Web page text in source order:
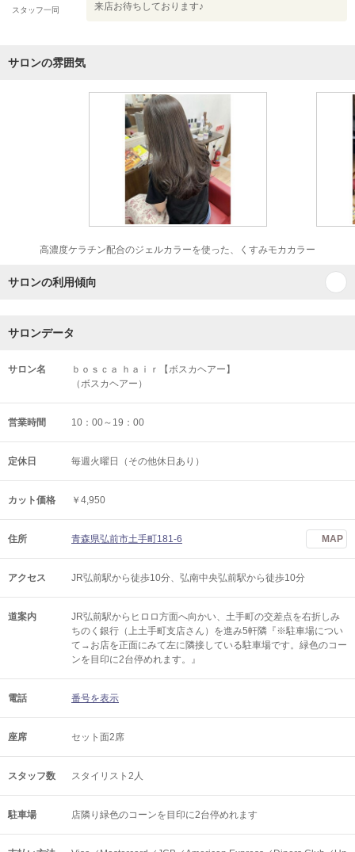
スタッフ一同
来店お待ちしております♪
サロンの雰囲気
高濃度ケラチン配合のジェルカラーを使った、くすみモカカラー
サロンの利用傾向
サロンデータ
サロン名
ｂｏｓｃａ ｈａｉｒ【ボスカヘアー】
（ボスカヘアー）
営業時間 10：00～19：00
定休日 毎週火曜日（その他休日あり）
カット価格 ￥4,950
住所 青森県弘前市土手町181-6 MAP
アクセス JR弘前駅から徒歩10分、弘南中央弘前駅から徒歩10分
道案内
JR弘前駅からヒロロ方面へ向かい、土手町の交差点を右折しみ
ちのく銀行（上土手町支店さん）を進み5軒隣『※駐車場につい
て→お店を正面にみて左に隣接している駐車場です。緑色のコー
ンを目印に2台停めれます。』
電話 番号を表示
座席 セット面2席
スタッフ数 スタイリスト2人
駐車場 店隣り緑色のコーンを目印に2台停めれます